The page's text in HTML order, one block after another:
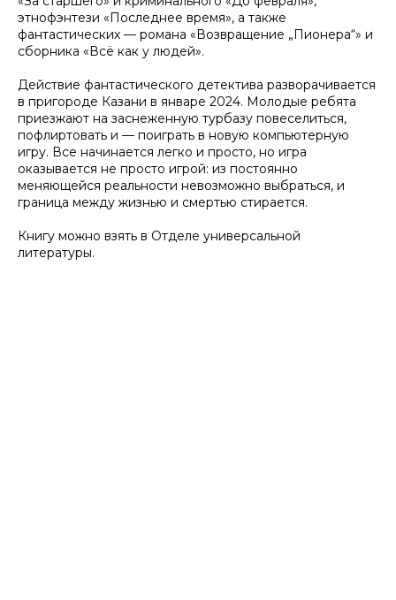
этнофэнтези «Последнее время», а также
фантастических — романа «Возвращение „Пионера“» и
сборника «Всё как у людей».
Действие фантастического детектива разворачивается
в пригороде Казани в январе 2024. Молодые ребята
приезжают на заснеженную турбазу повеселиться,
пофлиртовать и — поиграть в новую компьютерную
игру. Все начинается легко и просто, но игра
оказывается не просто игрой: из постоянно
меняющейся реальности невозможно выбраться, и
граница между жизнью и смертью стирается.
Книгу можно взять в Отделе универсальной
литературы.